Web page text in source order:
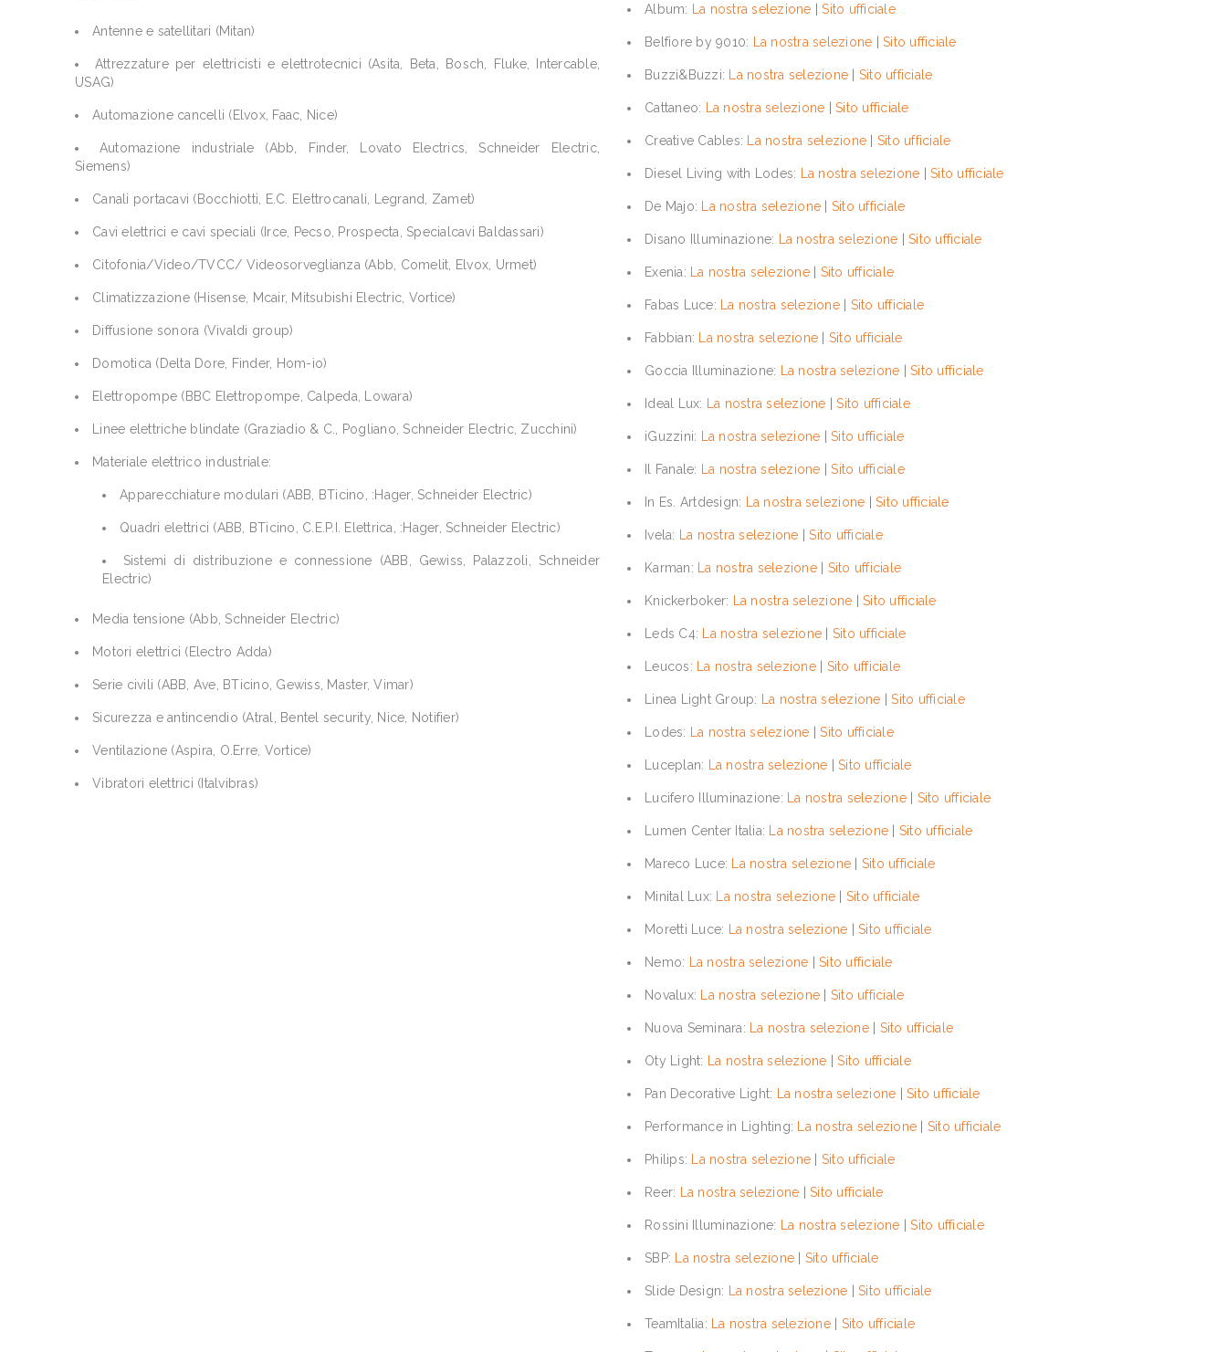
Antenne e satellitari (Mitan)
Attrezzature per elettricisti e elettrotecnici (Asita, Beta, Bosch, Fluke, Intercable,
USAG)
Automazione cancelli (Elvox, Faac, Nice)
Automazione industriale (Abb, Finder, Lovato Electrics, Schneider Electric,
Siemens)
Canali portacavi (Bocchiotti, E.C. Elettrocanali, Legrand, Zamet)
Cavi elettrici e cavi speciali (Irce, Pecso, Prospecta, Specialcavi Baldassari)
Citofonia/Video/TVCC/ Videosorveglianza (Abb, Comelit, Elvox, Urmet)
Climatizzazione (Hisense, Mcair, Mitsubishi Electric, Vortice)
Diffusione sonora (Vivaldi group)
Domotica (Delta Dore, Finder, Hom-io)
Elettropompe (BBC Elettropompe, Calpeda, Lowara)
Linee elettriche blindate (Graziadio & C., Pogliano, Schneider Electric, Zucchini)
Materiale elettrico industriale:
Apparecchiature modulari (ABB, BTicino, :Hager, Schneider Electric)
Quadri elettrici (ABB, BTicino, C.E.P.I. Elettrica, :Hager, Schneider Electric)
Sistemi di distribuzione e connessione (ABB, Gewiss, Palazzoli, Schneider
Electric)
Media tensione (Abb, Schneider Electric)
Motori elettrici (Electro Adda)
Serie civili (ABB, Ave, BTicino, Gewiss, Master, Vimar)
Sicurezza e antincendio (Atral, Bentel security, Nice, Notifier)
Ventilazione (Aspira, O.Erre, Vortice)
Vibratori elettrici (Italvibras)
Album: La nostra selezione |Sito ufficiale
Belfiore by 9010: La nostra selezione Sito ufficiale
Buzzi&Buzzi: La nostra selezione Sito ufficiale
Cattaneo: La nostra selezione Sito ufficiale
Creative Cables: La nostra selezione Sito ufficiale
Diesel Living with Lodes: La nostra selezione Sito ufficiale
De Majo: La nostra selezione Sito ufficiale
Disano Illuminazione: La nostra selezione Sito ufficiale
Exenia: La nostra selezione| Sito ufficiale
Fabas Luce: La nostra selezione| Sito ufficiale
Fabbian: La nostra selezione Sito ufficiale
Goccia Illuminazione: La nostra selezione Sito ufficiale
Ideal Lux: La nostra selezione |Sito ufficiale
iGuzzini: La nostra selezione Sito ufficiale
Il Fanale: La nostra selezione |Sito ufficiale
In Es. Artdesign: La nostra selezione Sito ufficiale
Ivela: La nostra selezione |Sito ufficiale
Karman: La nostra selezione| Sito ufficiale
Knickerboker: La nostra selezione Sito ufficiale
Leds C4: La nostra selezione Sito ufficiale
Leucos: La nostra selezione| Sito ufficiale
Linea Light Group: La nostra selezione |Sito ufficiale
Lodes: La nostra selezione |Sito ufficiale
Luceplan: La nostra selezione Sito ufficiale
Lucifero Illuminazione: La nostra selezione| Sito ufficiale
Lumen Center Italia: La nostra selezione Sito ufficiale
Mareco Luce: La nostra selezione Sito ufficiale
Minital Lux: La nostra selezione Sito ufficiale
Moretti Luce: La nostra selezione Sito ufficiale
Nemo: La nostra selezione Sito ufficiale
Novalux: La nostra selezione Sito ufficiale
Nuova Seminara: La nostra selezione| Sito ufficiale
Oty Light: La nostra selezione |Sito ufficiale
Pan Decorative Light: La nostra selezione Sito ufficiale
Performance in Lighting: La nostra selezione Sito ufficiale
Philips: La nostra selezione Sito ufficiale
Reer: La nostra selezione Sito ufficiale
Rossini Illuminazione: La nostra selezione |Sito ufficiale
SBP: La nostra selezione Sito ufficiale
Slide Design: La nostra selezione Sito ufficiale
TeamItalia: La nostra selezione| Sito ufficiale